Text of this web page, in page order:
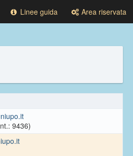
Linee guida Area riservata
9436)